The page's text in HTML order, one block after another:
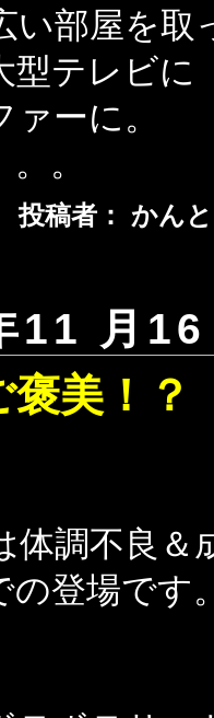
い部屋を取
型テレビに
ァーに。
。
投稿者： かん
11 月
美！？
体調不良＆
の登場です